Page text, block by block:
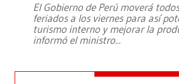
El Gobierno de Perú moverá
feriados a los viernes para así
turismo interno y mejorar la
informó el ministro...